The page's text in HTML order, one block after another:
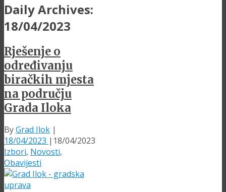
Daily Archives:
18/04/2023
Rješenje o
određivanju
biračkih mjesta
na području
Grada Iloka
ByGrad Ilok |
18/04/2023 | 18/04/2023
Izbori, Novosti,
Obavijesti